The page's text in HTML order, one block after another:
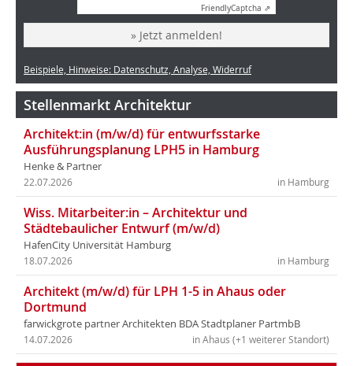
FriendlyCaptcha ⇗
» Jetzt anmelden!
Beispiele, Hinweise: Datenschutz, Analyse, Widerruf
Stellenmarkt Architektur
Architekt:in (m/w/d) für entwurfsstarke
Ausführungsplanung LPH5 in Hamburg
Henke & Partner
in Hamburg
22.07.2026
Wiss. Mitarbeiter:in – Architektur und
Städtebaulicher Entwurf (m/w/d)
HafenCity Universität Hamburg
in Hamburg
18.07.2026
Architekt (m/w/d) für LPH 1-5 in Ahaus oder
Dortmund
farwickgrote partner Architekten BDA Stadtplaner PartmbB
in Ahaus (+1 weiterer Standort)
14.07.2026